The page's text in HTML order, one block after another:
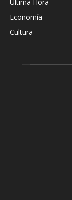
Última Hora
Economía
Cultura